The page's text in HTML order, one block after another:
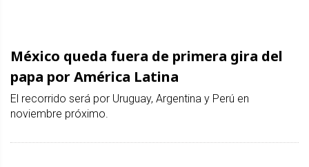
México queda fuera de primera gira del
papa por América Latina
El recorrido será por Uruguay, Argentina y Perú en
noviembre próximo.